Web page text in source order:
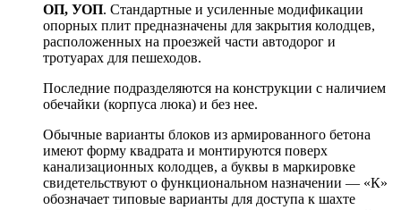
ОП, УОП. Стандартные и усиленные модификации
опорных плит предназначены для закрытия колодцев,
расположенных на проезжей части автодорог и
тротуарах для пешеходов.
Последние подразделяются на конструкции с наличием
обечайки (корпуса люка) и без нее.
Обычные варианты блоков из армированного бетона
имеют форму квадрата и монтируются поверх
канализационных колодцев, а буквы в маркировке
свидетельствуют о функциональном назначении — «К»
обозначает типовые варианты для доступа к шахте